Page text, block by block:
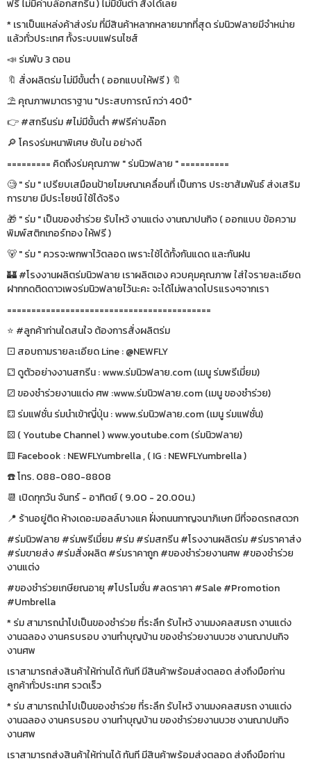
ฟรี ไม่มีค่าบล๊อกสกรีน ) ไม่มีขั้นต่ำ สั่งได้เลย
* เราเป็นแหล่งค้าส่งร่ม ที่มีสินค้าหลากหลายมากที่สุด ร่มนิวฟลายมีจำหน่าย
แล้วทั่วประเทศ ทั้งระบบแฟรนไซส์
📣 ร่มพับ 3 ตอน
🔖 สั่งผลิตร่ม ไม่มีขั้นต่ำ ( ออกแบบให้ฟรี ) 🔖
⛱ คุณภาพมาตราฐาน "ประสบการณ์ กว่า 40ปี"
👉 #สกรีนร่ม #ไม่มีขั้นต่ำ #ฟรีค่าบล๊อก
🔎 โครงร่มหนาพิเศษ ซับใน อย่างดี
========= คิดถึงร่มคุณภาพ " ร่มนิวฟลาย " ==========
🧐 " ร่ม " เปรียบเสมือนป้ายโฆษณาเคลื่อนที่ เป็นการ ประชาสัมพันธ์ ส่งเสริม
การขาย มีประโยชน์ ใช้ได้จริง
🎁 " ร่ม " เป็นของชำร่วย รับไหว้ งานแต่ง งานฌาปนกิจ ( ออกแบบ ข้อความ
พิมพ์สติกเกอร์ทอง ให้ฟรี )
🐻 " ร่ม " ควรจะพกพาไว้ตลอด เพราะใช้ได้ทั้งกันแดด และกันฝน
🏰 #โรงงานผลิตร่มนิวฟลาย เราผลิตเอง ควบคุมคุณภาพ ใส่ใจรายละเอียด
ฝากกดติดดาวเพจร่มนิวฟลายไว้นะคะ จะได้ไม่พลาดโปรแรงๆจากเรา
==========================================
⭐️ #ลูกค้าท่านใดสนใจ ต้องการสั่งผลิตร่ม
⚀ สอบถามรายละเอียด Line : @NEWFLY
⚁ ดูตัวอย่างงานสกรีน : www.ร่มนิวฟลาย.com (เมนู ร่มพรีเมี่ยม)
⚂ ของชำร่วยงานแต่ง ศพ :www.ร่มนิวฟลาย.com (เมนู ของชำร่วย)
⚃ ร่มแฟชั่น ร่มนำเข้าญี่ปุ่น : www.ร่มนิวฟลาย.com (เมนู ร่มแฟชั่น)
⚄ ( Youtube Channel ) www.youtube.com (ร่มนิวฟลาย)
⚅ Facebook : NEWFLYumbrella , ( IG : NEWFLYumbrella )
☎️ โทร. 088-080-8808
📆 เปิดทุกวัน จันทร์ - อาทิตย์ ( 9.00 - 20.00น.)
📍 ร้านอยู่ติด ห้างเดอะมอลล์บางแค ฝั่งถนนกาญจนาภิเษก มีที่จอดรถสดวก
#ร่มนิวฟลาย #ร่มพรีเมี่ยม #ร่ม #ร่มสกรีน #โรงงานผลิตร่ม #ร่มราคาส่ง
#ร่มขายส่ง #ร่มสั่งผลิต #ร่มราคาถูก #ของชำร่วยงานศพ #ของชำร่วย
งานแต่ง
#ของชำร่วยเกษียณอายุ #โปรโมชั่น #ลดราคา #Sale #Promotion
#Umbrella
* ร่ม สามารถนำไปเป็นของชำร่วย ที่ระลึก รับไหว้ งานมงคลสมรถ งานแต่ง
งานฉลอง งานครบรอบ งานทำบุญบ้าน ของชำร่วยงานบวช งานณาปนกิจ
งานศพ
เราสามารถส่งสินค้าให้ท่านได้ ทันที มีสินค้าพร้อมส่งตลอด ส่งถึงมือท่าน
ลูกค้าทั่วประเทศ รวดเร็ว
* ร่ม สามารถนำไปเป็นของชำร่วย ที่ระลึก รับไหว้ งานมงคลสมรถ งานแต่ง
งานฉลอง งานครบรอบ งานทำบุญบ้าน ของชำร่วยงานบวช งานณาปนกิจ
งานศพ
เราสามารถส่งสินค้าให้ท่านได้ ทันที มีสินค้าพร้อมส่งตลอด ส่งถึงมือท่าน